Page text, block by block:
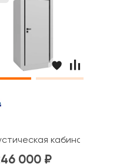
ONE
кабина LWOP
000